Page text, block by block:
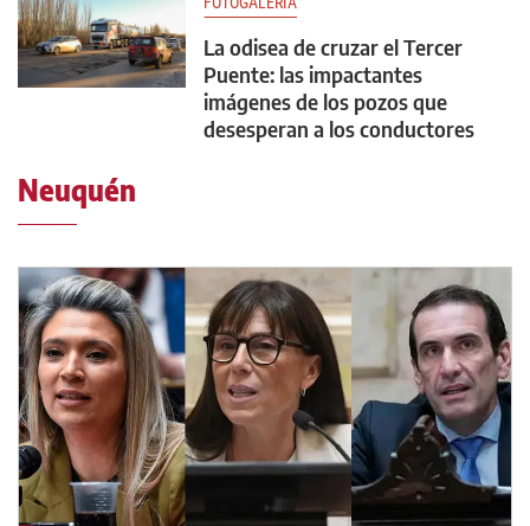
La odisea de cruzar el Tercer
Puente: las impactantes
imágenes de los pozos que
desesperan a los conductores
Neuquén